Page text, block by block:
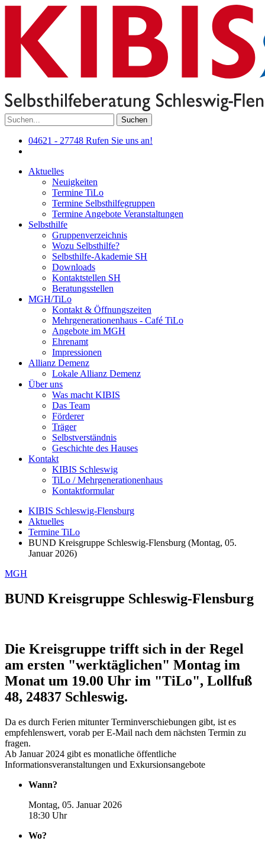
Suchen
04621 - 27748 Rufen Sie uns an!
Aktuelles
Neuigkeiten
Termine TiLo
Termine Selbsthilfegruppen
Termine Angebote Veranstaltungen
Selbsthilfe
Gruppenverzeichnis
Wozu Selbsthilfe?
Selbsthilfe-Akademie SH
Downloads
Kontaktstellen SH
Beratungsstellen
MGH/TiLo
Kontakt & Öffnungszeiten
Mehrgenerationenhaus - Café TiLo
Angebote im MGH
Ehrenamt
Impressionen
Allianz Demenz
Lokale Allianz Demenz
Über uns
Was macht KIBIS
Das Team
Förderer
Träger
Selbstverständnis
Geschichte des Hauses
Kontakt
KIBIS Schleswig
TiLo / Mehrgenerationenhaus
Kontaktformular
KIBIS Schleswig-Flensburg
Aktuelles
Termine TiLo
BUND Kreisgruppe Schleswig-Flensburg (Montag, 05.
Januar 2026)
MGH
BUND Kreisgruppe Schleswig-Flensburg
Die Kreisgruppe trifft sich in der Regel
am ersten "werktäglichen" Montag im
Monat um 19.00 Uhr im "TiLo", Lollfuß
48, 24837 Schleswig.
Da es durch Ferien mitunter Terminverschiebungen gibt, ist es
empfehlenswert, vorab per E-Mail nach dem nächsten Termin zu
fragen.
Ab Januar 2024 gibt es monatliche öffentliche
Informationsveranstaltungen und Exkursionsangebote
Wann?
Montag, 05. Januar 2026
18:30 Uhr
Wo?